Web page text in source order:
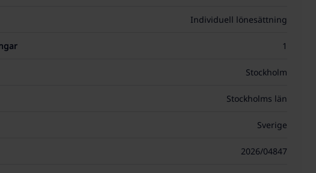
Individuell lönesättning
1
Stockholm
Stockholms län
Sverige
2026/04847